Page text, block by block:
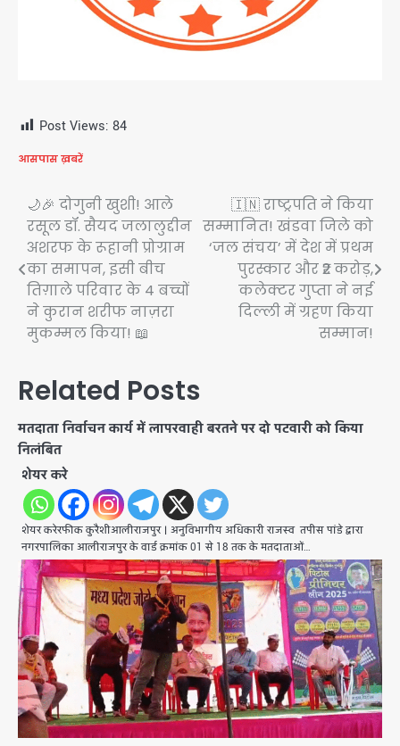
Post Views: 84
आसपास ख़बरें
Post
navigation
🌙🎉 दोगुनी खुशी! आले
रसूल डॉ. सैयद जलालुद्दीन
अशरफ के रूहानी प्रोग्राम
का समापन, इसी बीच
तिग़ाले परिवार के 4 बच्चों
ने कुरान शरीफ नाज़रा
मुकम्मल किया! 📖
🇮🇳 राष्ट्रपति ने किया
सम्मानित! खंडवा जिले को
‘जल संचय’ में देश में प्रथम
पुरस्कार और ₹2 करोड़,
कलेक्टर गुप्ता ने नई
दिल्ली में ग्रहण किया
सम्मान!
Related Posts
मतदाता निर्वाचन कार्य में लापरवाही बरतने पर दो पटवारी को किया
निलंबित
शेयर करे
शेयर करेरफीक कुरैशीआलीराजपुर । अनुविभागीय अधिकारी राजस्व तपीस पांडे द्वारा
नगरपालिका आलीराजपुर के वार्ड क्रमांक 01 से 18 तक के मतदाताओं…